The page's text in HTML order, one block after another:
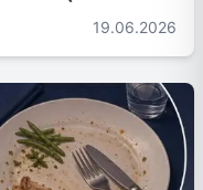
19.06.2026